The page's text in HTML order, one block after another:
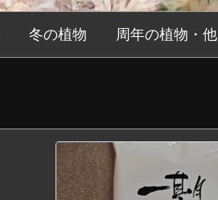
冬の植物 周年の植物・他